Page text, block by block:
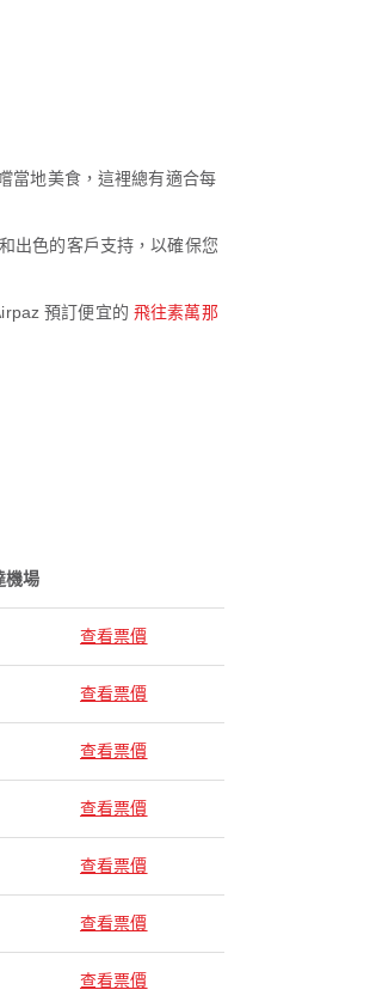
當地美食，這裡總有適合每
出色的客戶支持，以確保您
預訂便宜的飛往素萬那
機場
查看票價
查看票價
查看票價
查看票價
查看票價
查看票價
查看票價